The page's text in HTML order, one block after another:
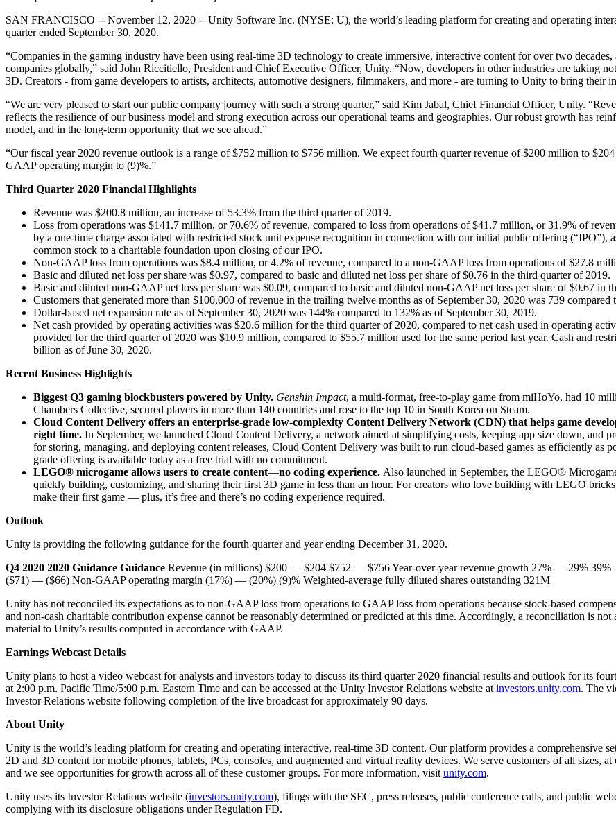
LiveOps
Insights pós-lançamento e operações de jogos ao vivo
Amplie
Aquisição de usuários
In-App Purchase
Gerencie as IAP em todas as lojas e no modelo D2C (direto ao consumidor).
Monetização
Anuncie com o Unity
Monetize com o Unity
Jogos de dispositivos móveis
Crie e faça crescer sucessos móveis com o Unity
Jogos Independentes
Lance grandes jogos com pequenas equipes
Jogos XR
Lance jogos XR em várias plataformas
Simplifique o desenvolvimento de jogos multiplayer
Varejo
Transformar experiências em loja em experiências online
Automotivo
Impulsione a inovação e as experiências dentro do carro
Estudos de caso
Histórias de sucesso do mundo real
Guias de melhores práticas
Demonstrações
Demonstrações, amostras e blocos de construção
Todos os recursos
Novidades
Blog
Notícias
Notícias, histórias e centro de imprensa
Prêmios Unity
Celebrando criadores do Unity em todo o mundo
Tutoriais
Dicas práticas e melhores práticas
Educação
Para estudantes
Para educadores
Impulsione seu ensino
Concessão de Licença Educacional
Certificações
Prove sua maestria em Unity
SAN FRANCISCO -- November 12, 2020 -- Unity Software Inc. (NYSE: U), the world’s leading platform for creating and operating
quarter ended September 30, 2020.
“Companies in the gaming industry have been using real-time 3D technology to create immersive, interactive content for over two
companies globally,” said John Riccitiello, President and Chief Executive Officer, Unity. “Now, developers in other industries are taking
3D. Creators - from game developers to artists, architects, automotive designers, filmmakers, and more - are turning to Unity to bring their
“We are very pleased to start our public company journey with such a strong quarter,” said Kim Jabal, Chief Financial Officer, Unity.
reflects the resilience of our business model and strong execution across our operational teams and geographies. Our robust growth has
model, and in the long-term opportunity that we see ahead.”
“Our fiscal year 2020 revenue outlook is a range of $752 million to $756 million. We expect fourth quarter revenue of $200 million to
GAAP operating margin to (9)%.”
Third Quarter 2020 Financial Highlights
Revenue was $200.8 million, an increase of 53.3% from the third quarter of 2019.
Loss from operations was $141.7 million, or 70.6% of revenue, compared to loss from operations of $41.7 million, or 31.9% of
by a one-time charge associated with restricted stock unit expense recognition in connection with our initial public offering (“IPO”),
common stock to a charitable foundation upon closing of our IPO.
Non-GAAP loss from operations was $8.4 million, or 4.2% of revenue, compared to a non-GAAP loss from operations of $27.8
Basic and diluted net loss per share was $0.97, compared to basic and diluted net loss per share of $0.76 in the third quarter of 2019.
Basic and diluted non-GAAP net loss per share was $0.09, compared to basic and diluted non-GAAP net loss per share of $0.67 in
Customers that generated more than $100,000 of revenue in the trailing twelve months as of September 30, 2020 was 739 compared
Dollar-based net expansion rate as of September 30, 2020 was 144% compared to 132% as of September 30, 2019.
Net cash provided by operating activities was $20.6 million for the third quarter of 2020, compared to net cash used in operating
provided for the third quarter of 2020 was $10.9 million, compared to $55.7 million used for the same period last year. Cash and
billion as of June 30, 2020.
Recent Business Highlights
Biggest Q3 gaming blockbusters powered by Unity. Genshin Impact, a multi-format, free-to-play game from miHoYo, had 10
Chambers Collective, secured players in more than 140 countries and rose to the top 10 in South Korea on Steam.
Cloud Content Delivery offers an enterprise-grade low-complexity Content Delivery Network (CDN) that helps game
right time. In September, we launched Cloud Content Delivery, a network aimed at simplifying costs, keeping app size down, and
for storing, managing, and deploying content releases, Cloud Content Delivery was built to run cloud-based games as efficiently as
grade offering is available today as a free trial with no commitment.
LEGO® microgame allows users to create content—no coding experience. Also launched in September, the LEGO®
quickly building, customizing, and sharing their first 3D game in less than an hour. For creators who love building with LEGO
make their first game — plus, it’s free and there’s no coding experience required.
Outlook
Unity is providing the following guidance for the fourth quarter and year ending December 31, 2020.
Q4 2020 2020 Guidance Guidance Revenue (in millions) $200 — $204 $752 — $756 Year-over-year revenue growth 27% — 29%
($71) — ($66) Non-GAAP operating margin (17%) — (20%) (9)% Weighted-average fully diluted shares outstanding 321M
Unity has not reconciled its expectations as to non-GAAP loss from operations to GAAP loss from operations because stock-based
and non-cash charitable contribution expense cannot be reasonably determined or predicted at this time. Accordingly, a reconciliation is
material to Unity’s results computed in accordance with GAAP.
Earnings Webcast Details
Unity plans to host a video webcast for analysts and investors today to discuss its third quarter 2020 financial results and outlook for its
at 2:00 p.m. Pacific Time/5:00 p.m. Eastern Time and can be accessed at the Unity Investor Relations website at investors.unity.com. The
Investor Relations website following completion of the live broadcast for approximately 90 days.
About Unity
Unity is the world’s leading platform for creating and operating interactive, real-time 3D content. Our platform provides a comprehensive
2D and 3D content for mobile phones, tablets, PCs, consoles, and augmented and virtual reality devices. We serve customers of all sizes,
and we see opportunities for growth across all of these customer groups. For more information, visit unity.com.
Unity uses its Investor Relations website (investors.unity.com), filings with the SEC, press releases, public conference calls, and public
complying with its disclosure obligations under Regulation FD.